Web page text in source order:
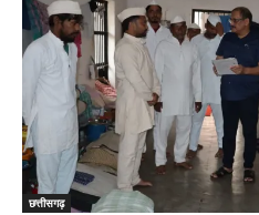
छत्तीसगढ़